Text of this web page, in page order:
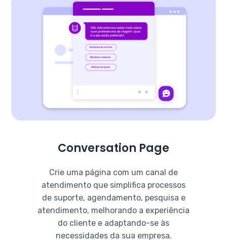
Conversation Page
Crie uma página com um canal de
atendimento que simplifica processos
de suporte, agendamento, pesquisa e
atendimento, melhorando a experiência
do cliente e adaptando-se às
necessidades da sua empresa.